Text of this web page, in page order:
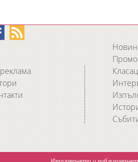
Промо